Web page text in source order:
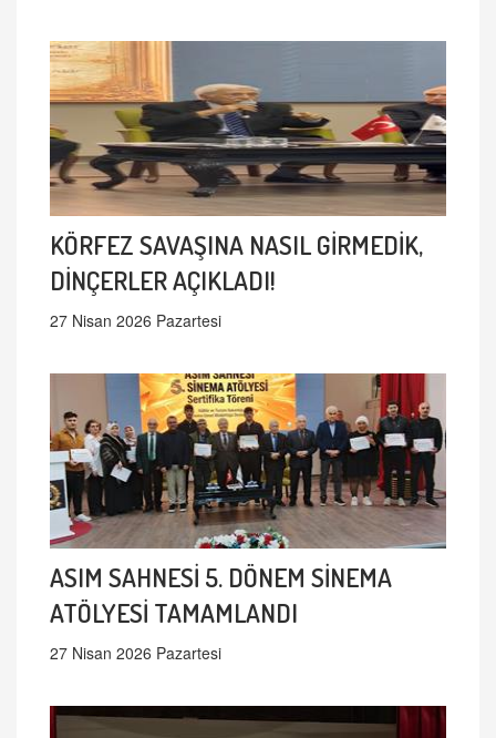
KÖRFEZ SAVAŞINA NASIL GİRMEDİK,
DİNÇERLER AÇIKLADI!
27 Nisan 2026 Pazartesi
ASIM SAHNESİ 5. DÖNEM SİNEMA
ATÖLYESİ TAMAMLANDI
27 Nisan 2026 Pazartesi